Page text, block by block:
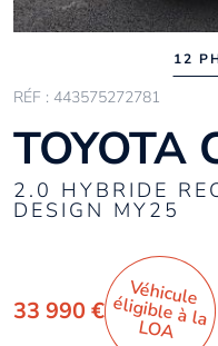
12
RÉF : 443575272781
TOYOTA
2.0 HYBRIDE
DESIGN MY25
33 990 €
Véhicule
éligible à la
LO
A